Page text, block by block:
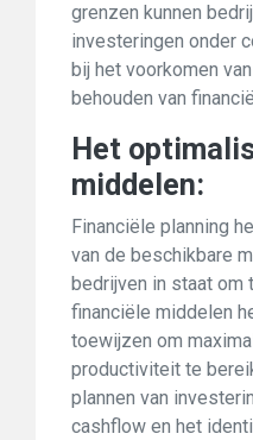
grenzen kunnen
investeringen onder
bij het voorkomen
behouden van
Het
middelen:
Financiële planning
van de beschikbare
bedrijven in staat om
financiële middelen
toewijzen om
productiviteit te
plannen van
cashflow en het